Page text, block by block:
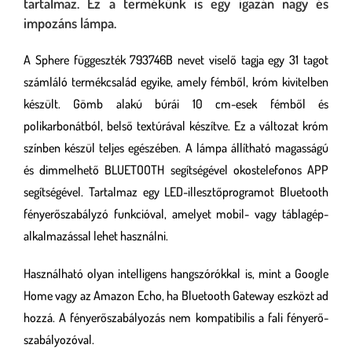
impozáns lámpa.
A Sphere függeszték 793746B nevet viselő tagja egy 31 tagot
számláló termékcsalád egyike, amely fémből, króm kivitelben
készült. Gömb alakú búrái 10 cm-esek fémből és
polikarbonátból, belső textúrával készítve. Ez a változat króm
színben készül teljes egészében. A lámpa állítható magasságú
és dimmelhető BLUETOOTH segítségével okostelefonos APP
segítségével. Tartalmaz egy LED-illesztőprogramot Bluetooth
fényerőszabályzó funkcióval, amelyet mobil- vagy táblagép-
alkalmazással lehet használni.
Használható olyan intelligens hangszórókkal is, mint a Google
Home vagy az Amazon Echo, ha Bluetooth Gateway eszközt ad
hozzá. A fényerőszabályozás nem kompatibilis a fali fényerő-
szabályozóval.